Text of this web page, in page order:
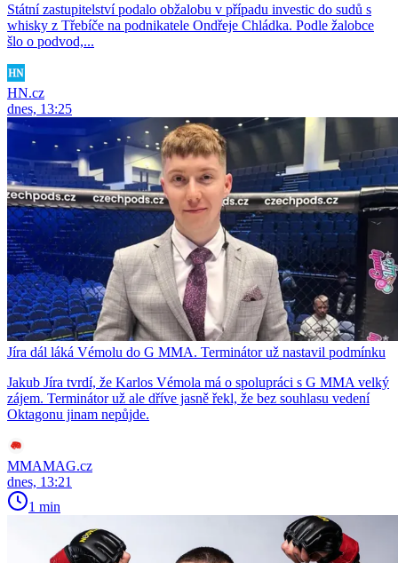
Státní zastupitelství podalo obžalobu v případu investic do sudů s
whisky z Třebíče na podnikatele Ondřeje Chládka. Podle žalobce
šlo o podvod,...
HN.cz
dnes, 13:25
Jíra dál láká Vémolu do G MMA. Terminátor už nastavil podmínku
Jakub Jíra tvrdí, že Karlos Vémola má o spolupráci s G MMA velký
zájem. Terminátor už ale dříve jasně řekl, že bez souhlasu vedení
Oktagonu jinam nepůjde.
MMAMAG.cz
dnes, 13:21
1 min